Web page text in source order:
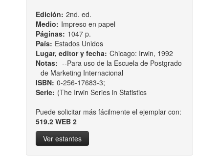
Edición: 2nd. ed.
Medio: Impreso en papel
Páginas: 1047 p.
País: Estados Unidos
Lugar, editor y fecha: Chicago: Irwin, 1992
Notas: --Para uso de la Escuela de Postgrado
de Marketing Internacional
ISBN: 0-256-17683-3;
Serie: (The Irwin Series in Statistics
Puede solicitar más fácilmente el ejemplar con:
519.2 WEB 2
Ver estantes